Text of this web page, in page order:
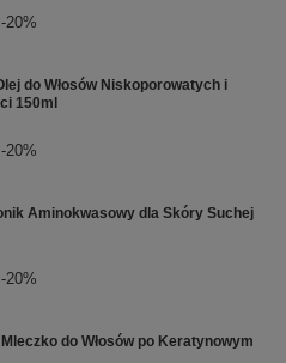
-20%
do Włosów Niskoporowatych i
150ml
-20%
Aminokwasowy dla Skóry Suchej
-20%
do Włosów po Keratynowym